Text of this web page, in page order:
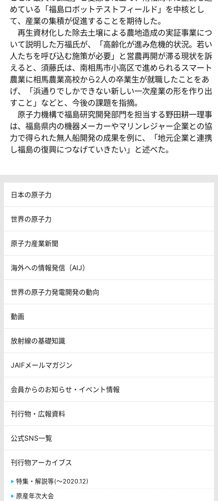
めている「福島ロボットテストフィールド」を中核とし
て、産業の集積が促進することを期待した。
再生資材化した除去土壌による農地造成の実証事業につ
いて説明した万福氏が、「高齢化が進み危機的状況。若い
人たちを呼び込む施策が必要」と営農再開が滞る現状を訴
えると、須藤氏は、南相馬市小高区で進められるスマート
農業に相馬農業高校から2人の卒業生が就職したことをあ
げ、「浜通りでしかできない新しい一次産業の形を作り出
すこと」などと、今後の課題を指摘。
原子力機構で福島研究開発部門を担当する野田耕一理事
は、福島県内の機器メーカーやマリンレジャー企業との協
力で得られた無人船開発の成果を例に、「地元企業と連携
し福島の復興につなげていきたい」と述べた。
日本の原子力
世界の原子力
原子力産業新聞
海外への情報発信（AIJ）
世界の原子力発電開発の動向
動画
放射線の基礎知識
JAIFメールマガジン
会員からのお知らせ・イベント情報
刊行物・広報資料
公式SNS一覧
刊行物アーカイブス
特集・解説等(～2020.12)
原産年次大会